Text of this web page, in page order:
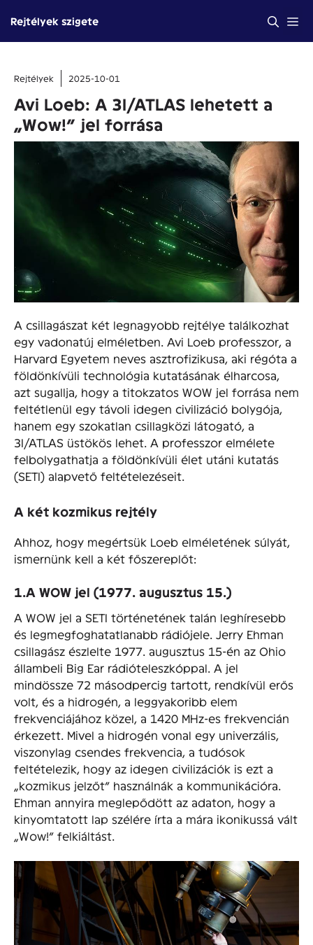
tartalomba
Rejtélyek szigete
Rejtélyek 2025-10-01
Avi Loeb: A 3I/ATLAS lehetett a
„Wow!” jel forrása
A csillagászat két legnagyobb rejtélye találkozhat
egy vadonatúj elméletben. Avi Loeb professzor, a
Harvard Egyetem neves asztrofizikusa, aki régóta a
földönkívüli technológia kutatásának élharcosa,
azt sugallja, hogy a titokzatos WOW jel forrása nem
feltétlenül egy távoli idegen civilizáció bolygója,
hanem egy szokatlan csillagközi látogató, a
3I/ATLAS üstökös lehet. A professzor elmélete
felbolygathatja a földönkívüli élet utáni kutatás
(SETI) alapvető feltételezéseit.
A két kozmikus rejtély
Ahhoz, hogy megértsük Loeb elméletének súlyát,
ismernünk kell a két főszereplőt:
1.A WOW jel (1977. augusztus 15.)
A WOW jel a SETI történetének talán leghíresebb
és legmegfoghatatlanabb rádiójele. Jerry Ehman
csillagász észlelte 1977. augusztus 15-én az Ohio
állambeli Big Ear rádióteleszkóppal. A jel
mindössze 72 másodpercig tartott, rendkívül erős
volt, és a hidrogén, a leggyakoribb elem
frekvenciájához közel, a 1420 MHz-es frekvencián
érkezett. Mivel a hidrogén vonal egy univerzális,
viszonylag csendes frekvencia, a tudósok
feltételezik, hogy az idegen civilizációk is ezt a
„kozmikus jelzőt” használnák a kommunikációra.
Ehman annyira meglepődött az adaton, hogy a
kinyomtatott lap szélére írta a mára ikonikussá vált
„Wow!” felkiáltást.